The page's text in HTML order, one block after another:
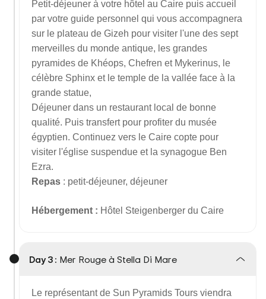
Petit-déjeuner à votre hôtel au Caire puis accueil
par votre guide personnel qui vous accompagnera
sur le plateau de Gizeh pour visiter l'une des sept
merveilles du monde antique, les grandes
pyramides de Khéops, Chefren et Mykerinus, le
célèbre Sphinx et le temple de la vallée face à la
grande statue,
Déjeuner dans un restaurant local de bonne
qualité. Puis transfert pour profiter du musée
égyptien. Continuez vers le Caire copte pour
visiter l'église suspendue et la synagogue Ben
Ezra.
Repas : petit-déjeuner, déjeuner
Hébergement : Hôtel Steigenberger du Caire
Day 3 : Mer Rouge à Stella Di Mare
Le représentant de Sun Pyramids Tours viendra